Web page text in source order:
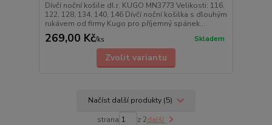
Dívčí noční košile dl.r. KUGO MN3773 Velikosti: 116,
122, 128, 134, 140, 146 Dívčí noční košilka s dlouhým
rukávem od firmy Kugo pro příjemný spánek...
269,00 Kč/ks Skladem
Zvolit variantu
Načíst další produkty (5)
strana z 2další